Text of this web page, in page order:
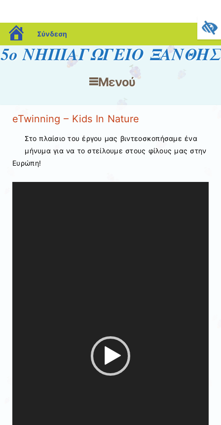
blogs.sch.gr
Σύνδεση
5ο ΝΗΠΙΑΓΩΓΕΙΟ ΞΑΝΘΗΣ
Μενού
eTwinning – Kids In Nature
Στο πλαίσιο του έργου μας βιντεοσκοπήσαμε ένα
μήνυμα για να το στείλουμε στους φίλους μας στην
Ευρώπη!